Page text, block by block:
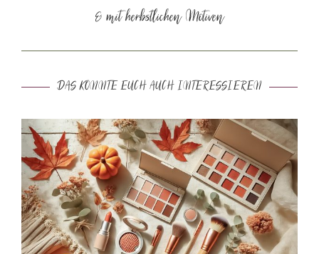
& mit herbstlichen Motiven
DAS KÖNNTE EUCH AUCH INTERESSIEREN